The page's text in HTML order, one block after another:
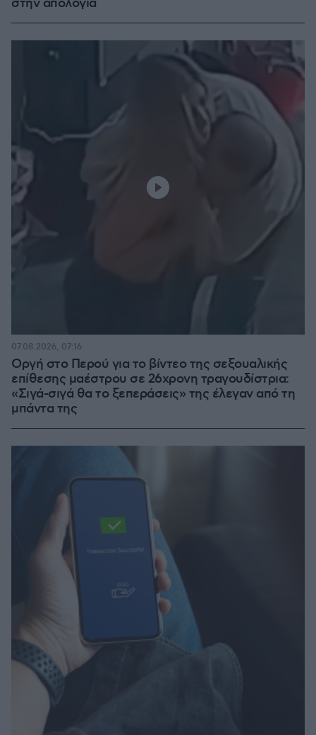
στην απολογία
Οργή στο Περού για το βίντεο της σεξουαλικής
επίθεσης μαέστρου σε 26χρονη τραγουδίστρια:
«Σιγά-σιγά θα το ξεπεράσεις» της έλεγαν από τη
μπάντα της
07.08.2026, 07:16